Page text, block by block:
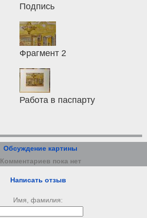
Подпись
Фрагмент 2
Работа в паспарту
Обсуждение картины
Комментариев пока нет
Написать отзыв
Имя, фамилия: